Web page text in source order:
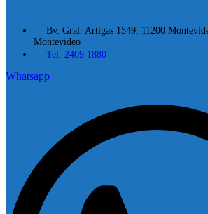
Bv. Gral. Artigas 1549, 11200
Montevideo
Tel: 2409 1880
Whatsapp